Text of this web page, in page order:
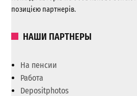
позицією партнерів.
НАШИ ПАРТНЕРЫ
На пенсии
Работа
Depositphotos